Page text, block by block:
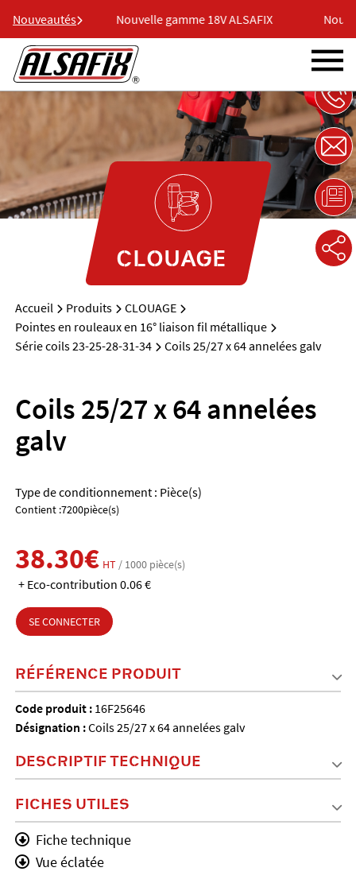
Nouveautés
ALSAFIX Nouvelle gamme 18V ALSAFIX
CLOUAGE
Accueil Produits
CLOUAGE
Pointes en rouleaux en 16° liaison fil métallique
Série coils 23-25-28-31-34
Coils 25/27 x 64 annelées galv
Coils 25/27 x 64 annelées
galv
Type de conditionnement : Pièce(s)
Contient :7200pièce(s)
38.30€ HT / 1000 pièce(s)
+ Eco-contribution 0.06 €
SE CONNECTER
RÉFÉRENCE PRODUIT
Code produit : 16F25646
Désignation :Coils 25/27 x 64 annelées galv
DESCRIPTIF TECHNIQUE
FICHES UTILES
Fiche technique
Vue éclatée